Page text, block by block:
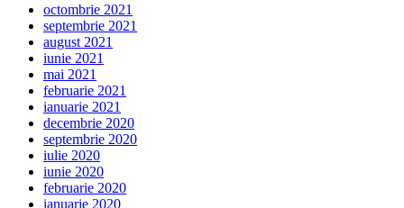
octombrie 2021
septembrie 2021
august 2021
iunie 2021
mai 2021
februarie 2021
ianuarie 2021
decembrie 2020
septembrie 2020
iulie 2020
iunie 2020
februarie 2020
ianuarie 2020